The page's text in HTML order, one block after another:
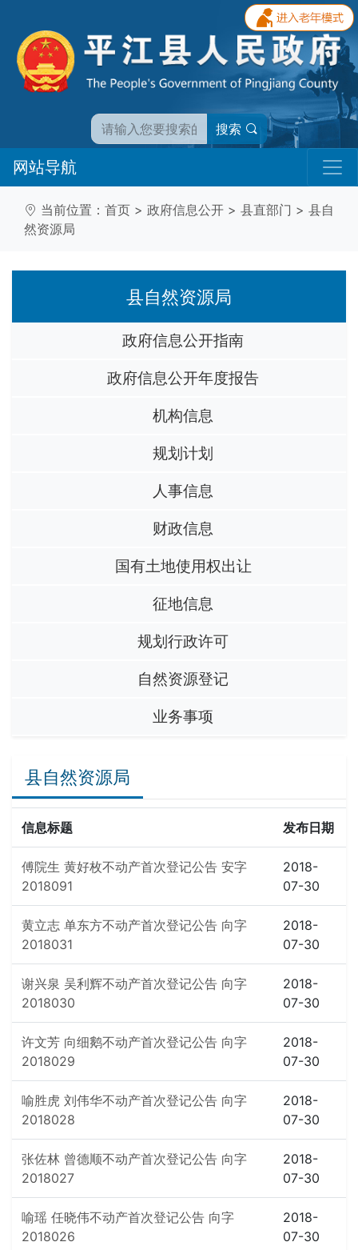
搜索
网站导航
当前位置： 首页 > 政府信息公开 > 县直部门 > 县自
然资源局
县自然资源局
政府信息公开指南
政府信息公开年度报告
机构信息
规划计划
人事信息
财政信息
国有土地使用权出让
征地信息
规划行政许可
自然资源登记
业务事项
县自然资源局
信息标题 发布日期
傅院生 黄好枚不动产首次登记公告 安字
2018091
2018-
07-30
黄立志 单东方不动产首次登记公告 向字
2018031
2018-
07-30
谢兴泉 吴利辉不动产首次登记公告 向字
2018030
2018-
07-30
许文芳 向细鹅不动产首次登记公告 向字
2018029
2018-
07-30
喻胜虎 刘伟华不动产首次登记公告 向字
2018028
2018-
07-30
张佐林 曾德顺不动产首次登记公告 向字
2018027
2018-
07-30
喻瑶 任晓伟不动产首次登记公告 向字
2018026
2018-
07-30